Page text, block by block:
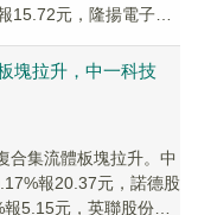
15.72元，隆揚電子
塊拉升，中一科技
合集流體板塊拉升。中
報20.37元，諾德股
5.15元，英聯股份